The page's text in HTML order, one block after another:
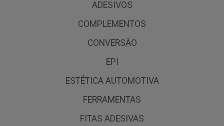
ADESIVOS
COMPLEMENTOS
CONVERSÃO
EPI
ESTÉTICA AUTOMOTIVA
FERRAMENTAS
FITAS ADESIVAS